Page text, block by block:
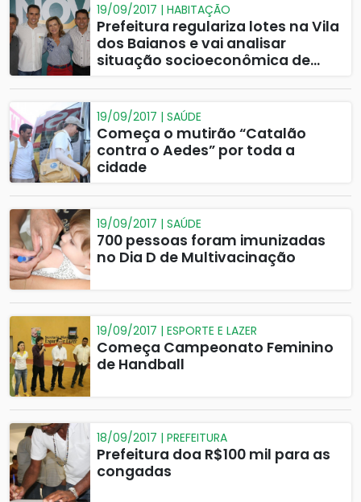
19/09/2017 | HABITAÇÃO
Prefeitura regulariza lotes na Vila
dos Baianos e vai analisar
situação socioeconômica de
19/09/2017 | SAÚDE
Começa o mutirão “Catalão
contra o Aedes” por toda a
cidade
19/09/2017 | SAÚDE
700 pessoas foram imunizadas
no Dia D de Multivacinação
19/09/2017 | ESPORTE E LAZER
Começa Campeonato Feminino
de Handball
18/09/2017 | PREFEITURA
Prefeitura doa R$100 mil para as
congadas